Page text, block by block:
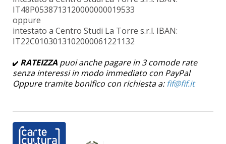
IT48P0538713120000000019533
oppure
intestato a Centro Studi La Torre s.r.l. IBAN:
IT22C0103013102000061221132
RATEIZZA puoi anche pagare in 3 comode rate
senza interessi in modo immediato con PayPal
Oppure tramite bonifico con richiesta a: